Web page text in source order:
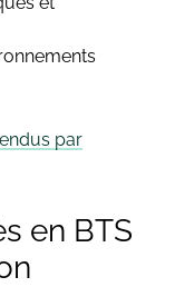
par
en BTS